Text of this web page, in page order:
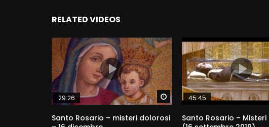
RELATED VIDEOS
Watch Later
29:26
Santo Rosario – misteri dolorosi
45:45
Santo Rosario –